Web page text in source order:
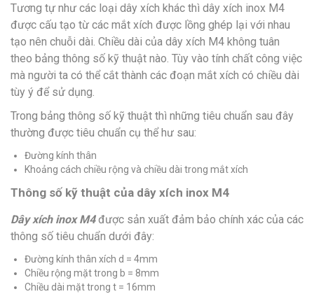
Tương tự như các loại dây xích khác thì dây xích inox M4
được cấu tạo từ các mắt xích được lồng ghép lại với nhau
tạo nên chuỗi dài. Chiều dài của dây xích M4 không tuân
theo bảng thông số kỹ thuật nào. Tùy vào tính chất công việc
mà người ta có thể cắt thành các đoạn mắt xích có chiều dài
tùy ý để sử dụng.
Trong bảng thông số kỹ thuật thì những tiêu chuẩn sau đây
thường được tiêu chuẩn cụ thể hư sau:
Đường kính thân
Khoảng cách chiều rộng và chiều dài trong mắt xích
Thông số kỹ thuật của dây xích inox M4
Dây xích inox M4được sản xuất đảm bảo chính xác của các
thông số tiêu chuẩn dưới đây:
Đường kính thân xích d = 4mm
Chiều rộng mặt trong b = 8mm
Chiều dài mặt trong t = 16mm